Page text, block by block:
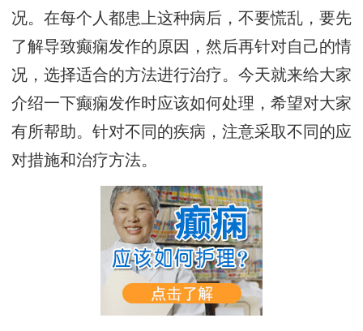
况。在每个人都患上这种病后，不要慌乱，要先
了解导致癫痫发作的原因，然后再针对自己的情
况，选择适合的方法进行治疗。今天就来给大家
介绍一下癫痫发作时应该如何处理，希望对大家
有所帮助。针对不同的疾病，注意采取不同的应
对措施和治疗方法。